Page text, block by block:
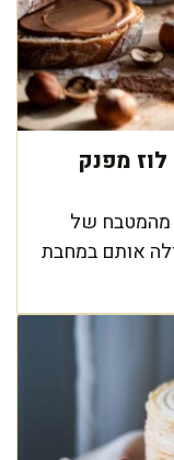
לוז מפנק
מהמטבח של
אותם במחבת